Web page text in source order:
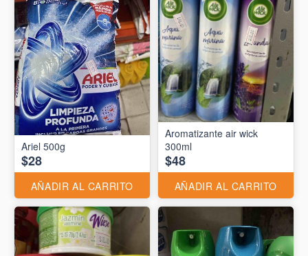
Ariel 500g
$28
AÑADIR AL CARRITO
Aromatizante air wick
300ml
$48
AÑADIR AL CARRITO